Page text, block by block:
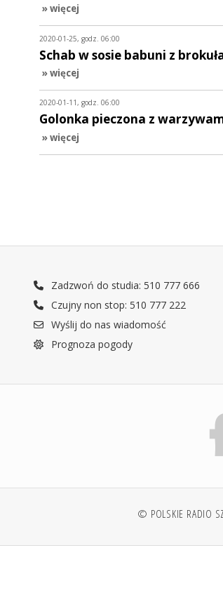
» więcej
2020-01-25, godz. 06:00
Schab w sosie babuni z
» więcej
2020-01-11, godz. 06:00
Golonka pieczona z
» więcej
Zadzwoń do studia: 510 777 666
Czujny non stop: 510 777 222
Wyślij do nas wiadomość
Prognoza pogody
© POLSKIE RADIO